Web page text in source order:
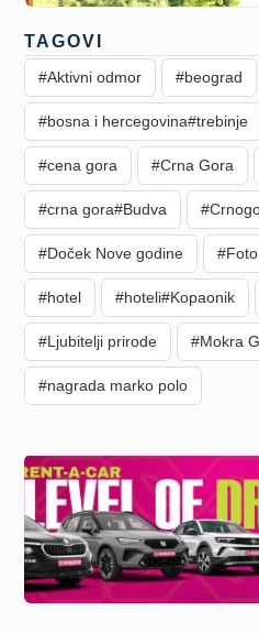
TAGOVI
#Aktivni odmor #beograd
#bosna i hercegovina#trebinje
#cena gora #Crna Gora
#crna gora#Budva
#Doček Nove godine
#hotel #hoteli#Kopaonik
#Ljubitelji prirode #Mokra
#nagrada marko polo